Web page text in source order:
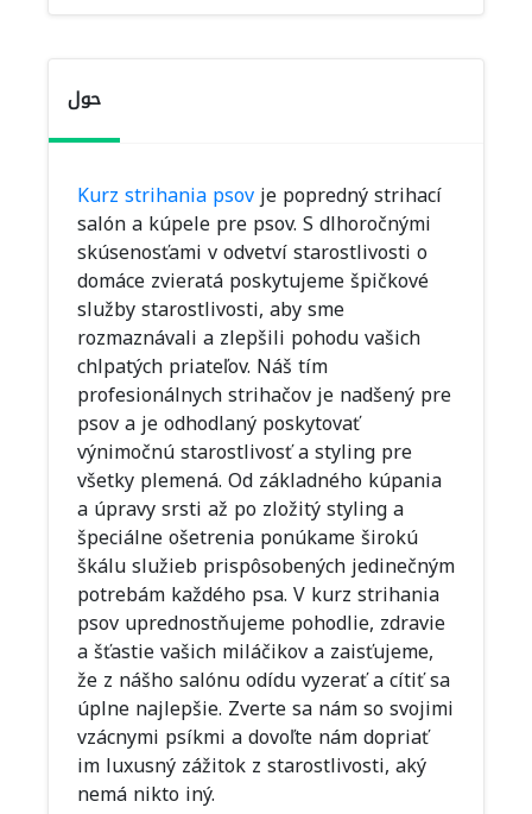
حول
Kurz strihania psovje popredný strihací
salón a kúpele pre psov. S dlhoročnými
skúsenosťami v odvetví starostlivosti o
domáce zvieratá poskytujeme špičkové
služby starostlivosti, aby sme
rozmaznávali a zlepšili pohodu vašich
chlpatých priateľov. Náš tím
profesionálnych strihačov je nadšený pre
psov a je odhodlaný poskytovať
výnimočnú starostlivosť a styling pre
všetky plemená. Od základného kúpania
a úpravy srsti až po zložitý styling a
špeciálne ošetrenia ponúkame širokú
škálu služieb prispôsobených jedinečným
potrebám každého psa. V kurz strihania
psov uprednostňujeme pohodlie, zdravie
a šťastie vašich miláčikov a zaisťujeme,
že z nášho salónu odídu vyzerať a cítiť sa
úplne najlepšie. Zverte sa nám so svojimi
vzácnymi psíkmi a dovoľte nám dopriať
im luxusný zážitok z starostlivosti, aký
nemá nikto iný.